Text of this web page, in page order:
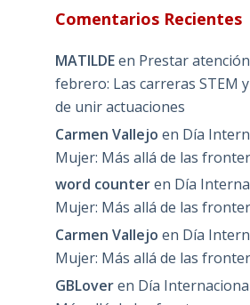
Comentarios Recientes
MATILDEen Prestar
febrero: Las carreras STEM
de unir actuaciones
Carmen Vallejo en Día
Mujer: Más allá de las
word counteren Día
Mujer: Más allá de las
Carmen Vallejo en Día
Mujer: Más allá de las
GBLoveren Día